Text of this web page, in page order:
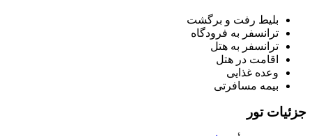
بلیط رفت و برگشت
ترانسفر به فرودگاه
ترانسفر به هتل
اقامت در هتل
وعده غذایی
بیمه مسافرتی
جزئیات تور